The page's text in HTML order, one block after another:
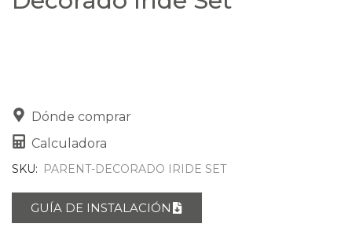
Dónde comprar
Calculadora
SKU: PARENT-DECORADO IRIDE SET
GUÍA DE INSTALACIÓN